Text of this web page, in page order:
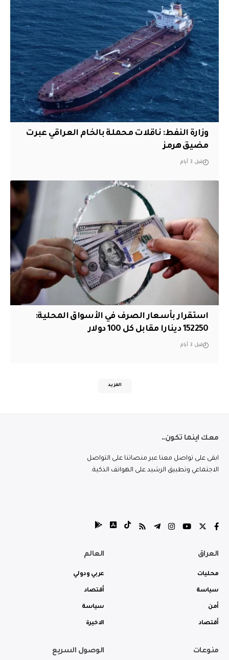
وزارة النفط: ناقلات محملة بالخام العراقي عبرت
مضيق هرمز
قبل 3 أيام
استقرار بأسعار الصرف في الأسواق المحلية:
152250 دينارا مقابل كل 100 دولار
قبل 3 أيام
المزيد
معك اينما تكون..
ابقى على تواصل معنا عبر منصاتنا على التواصل
الاجتماعي وتطبيق الرشيد على الهواتف الذكية.
العراق
محليات
سياسة
أمن
أقتصاد
العالم
عربي ودولي
أقتصاد
سياسة
الاخيرة
منوعات الوصول السريع